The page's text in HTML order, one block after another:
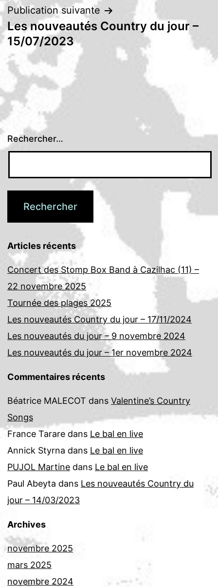
Publication suivante
Les nouveautés Country du jour –
15/07/2023
Rechercher…
Articles récents
Concert des Stomp Box Band à Cazilhac (11) –
22 novembre 2025
Tournée des plages 2025
Les nouveautés Country du jour – 17/11/2024
Les nouveautés du jour – 9 novembre 2024
Les nouveautés du jour – 1er novembre 2024
Commentaires récents
Béatrice MALECOT dans Valentine’s Country
Songs
France Tarare dans Le bal en live
Annick Styrna dans Le bal en live
PUJOL Martine dans Le bal en live
Paul Abeyta dans Les nouveautés Country du
jour – 14/03/2023
Archives
novembre 2025
mars 2025
novembre 2024